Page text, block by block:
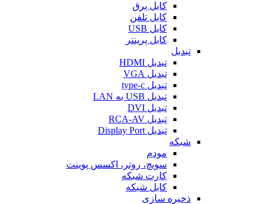
کابل برق
کابل تلفن
کابل USB
کابل پرینتر
تبدیل
تبدیل HDMI
تبدیل VGA
تبدیل type-c
تبدیل USB به LAN
تبدیل DVI
تبدیل RCA-AV
تبدیل Display Port
شبکه
مودم
سویچ، روتر، اکسس پوینت
کارت شبکه
کابل شبکه
ذخیره سازی